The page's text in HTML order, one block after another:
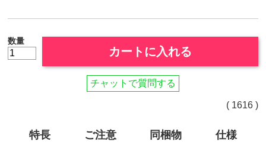
数量
カートに入れる
チャットで質問する
( 1616 )
特長 ご注意 同梱物 仕様